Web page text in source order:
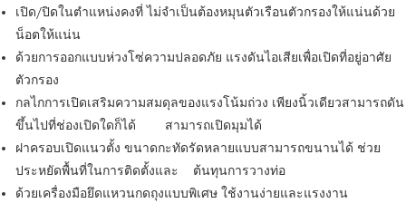
เปิด/ปิดในตำแหน่งคงที่ ไม่จำเป็นต้องหมุนตัวเรือนตัวกรองให้แน่นด้วย
น็อตให้แน่น
ด้วยการออกแบบห่วงโซ่ความปลอดภัย แรงดันไอเสียเพื่อเปิดที่อยู่อาศัย
ตัวกรอง
กลไกการเปิดเสริมความสมดุลของแรงโน้มถ่วง เพียงนิ้วเดียวสามารถดัน
ขึ้นไปที่ช่องเปิดใดก็ได้ สามารถเปิดมุมได้
ฝาครอบเปิดแนวตั้ง ขนาดกะทัดรัดหลายแบบสามารถขนานได้ ช่วย
ประหยัดพื้นที่ในการติดตั้งและ ต้นทุนการวางท่อ
ด้วยเครื่องมือยึดแหวนกดถุงแบบพิเศษ ใช้งานง่ายและแรงงาน